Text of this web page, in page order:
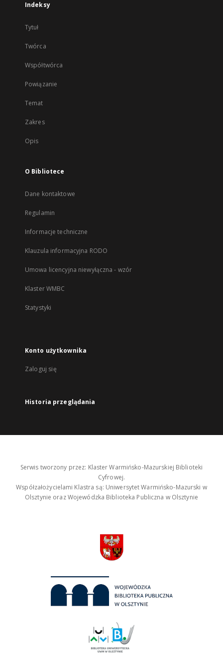
Indeksy
Tytuł
Twórca
Współtwórca
Powiązanie
Temat
Zakres
Opis
O Bibliotece
Dane kontaktowe
Regulamin
Informacje techniczne
Klauzula informacyjna RODO
Umowa licencyjna niewyłączna - wzór
Klaster WMBC
Statystyki
Konto użytkownika
Zaloguj się
Historia przeglądania
Serwis tworzony przez: Klaster Warmińsko-Mazurskiej Biblioteki
Cyfrowej.
Współzałożycielami Klastra są: Uniwersytet Warmińsko-Mazurski w
Olsztynie oraz Wojewódzka Biblioteka Publiczna w Olsztynie